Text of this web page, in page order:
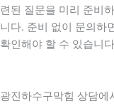
련된 질문을 미리 준비
니다. 준비 없이 문의하
확인해야 할 수 있습니
광진하수구막힘 상담에